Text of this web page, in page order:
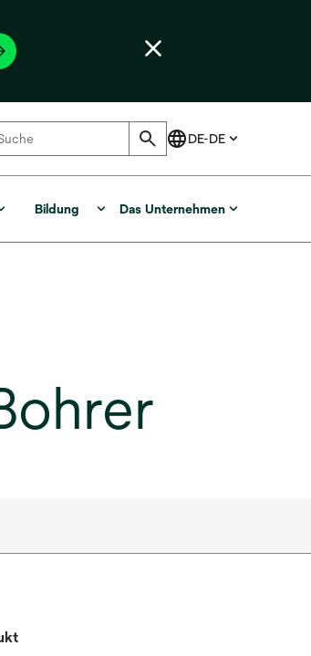
Bildung Das Unternehmen